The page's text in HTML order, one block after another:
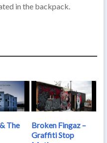
in the backpack.
The
Broken Fingaz –
Graffiti Stop